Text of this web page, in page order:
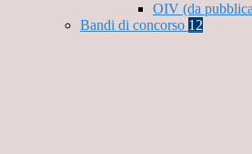
OIV (da
Bandi di concorso 12